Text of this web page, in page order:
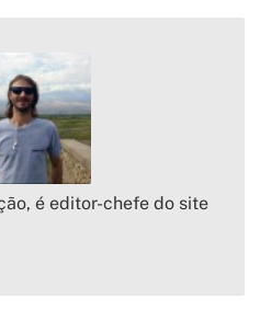
é editor-chefe do site